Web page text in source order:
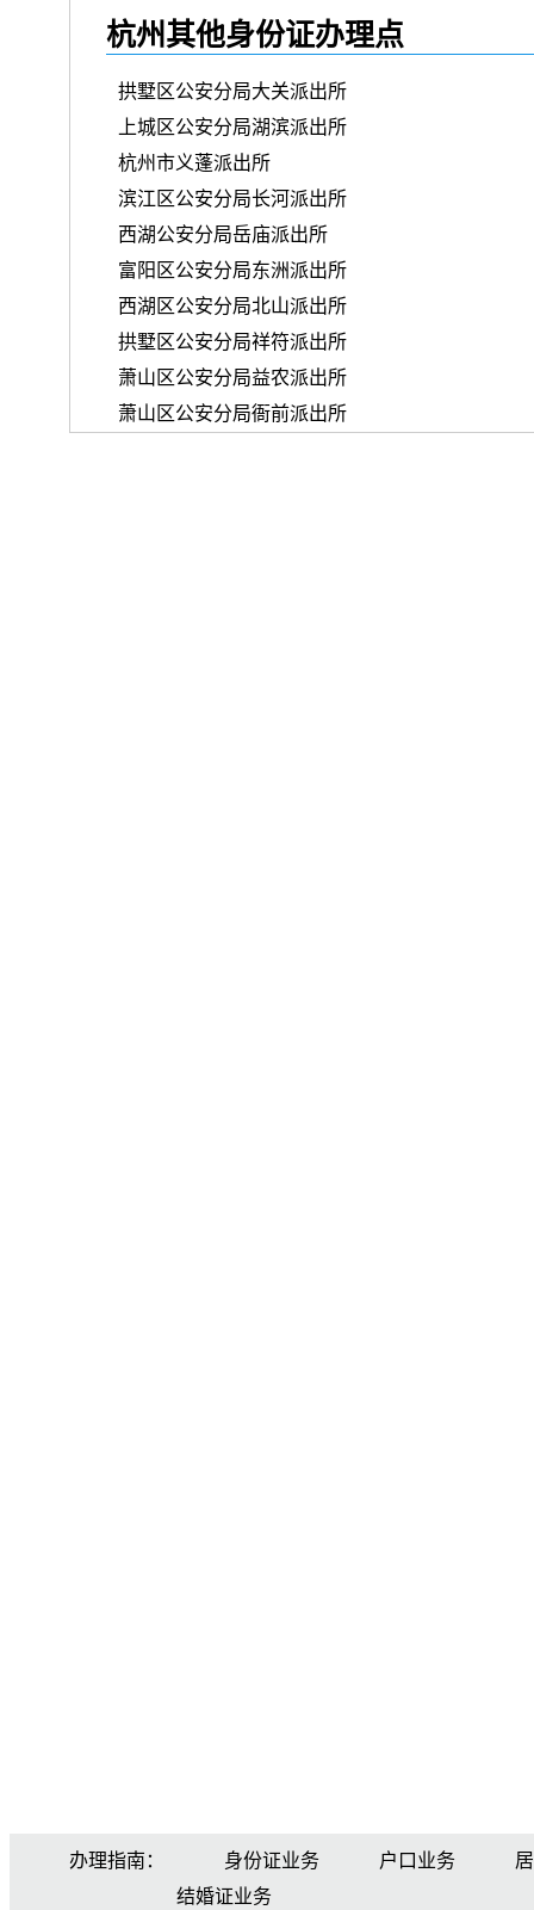
杭州其他身份证办理点
拱墅区公安分局大关派出所
上城区公安分局湖滨派出所
杭州市义蓬派出所
滨江区公安分局长河派出所
西湖公安分局岳庙派出所
富阳区公安分局东洲派出所
西湖区公安分局北山派出所
拱墅区公安分局祥符派出所
萧山区公安分局益农派出所
萧山区公安分局衙前派出所
办理指南： 身份证业务 户口业务
结婚证业务